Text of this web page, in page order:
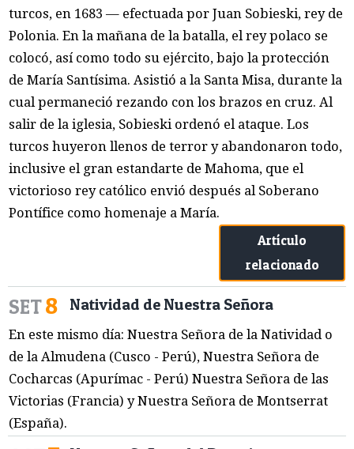
turcos, en 1683 — efectuada por Juan Sobieski, rey de
Polonia. En la mañana de la batalla, el rey polaco se
colocó, así como todo su ejército, bajo la protección
de María Santísima. Asistió a la Santa Misa, durante la
cual permaneció rezando con los brazos en cruz. Al
salir de la iglesia, Sobieski ordenó el ataque. Los
turcos huyeron llenos de terror y abandonaron todo,
inclusive el gran estandarte de Mahoma, que el
victorioso rey católico envió después al Soberano
Pontífice como homenaje a María.
Artículo
relacionado
SET8 Natividad de Nuestra Señora
En este mismo día: Nuestra Señora de la Natividad o
de la Almudena (Cusco - Perú), Nuestra Señora de
Cocharcas (Apurímac - Perú) Nuestra Señora de las
Victorias (Francia) y Nuestra Señora de Montserrat
(España).